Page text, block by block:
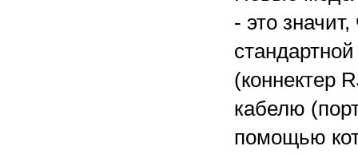
- это
(коннектер
кабелю
помощью